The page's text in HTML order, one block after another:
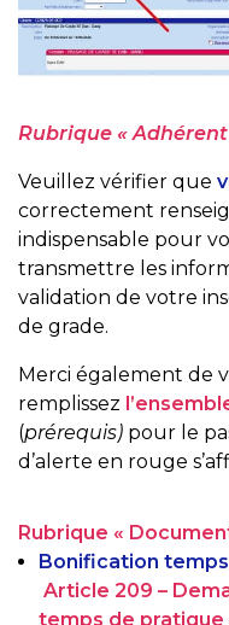
Rubrique « Adhérent
Veuillez vérifier que
correctement
indispensable pour
transmettre les
validation de votre
de grade.
Merci également de
remplissez
(prérequis) pour le
d’alerte en rouge
Rubrique «
Bonification
Article 209 –
temps de pratique